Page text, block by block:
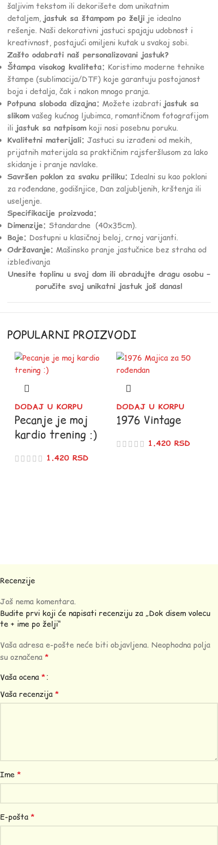
šaljivim tekstom ili dekorišete dom unikatnim
detaljem, jastuk sa štampom po želji je idealno
rešenje. Naši dekorativni jastuci spajaju udobnost i
kreativnost, postajući omiljeni kutak u svakoj sobi.
Zašto odabrati naš personalizovani jastuk?
Štampa visokog kvaliteta: Koristimo moderne tehnike
štampe (sublimacija/DTF) koje garantuju postojanost
boja i detalja, čak i nakon mnogo pranja.
Potpuna sloboda dizajna: Možete izabrati jastuk sa
slikomvašeg kućnog ljubimca, romantičnom fotografijom
ili jastuk sa natpisomkoji nosi posebnu poruku.
Kvalitetni materijali: Jastuci su izrađeni od mekih,
prijatnih materijala sa praktičnim rajsferšlusom za lako
skidanje i pranje navlake.
Savršen poklon za svaku priliku: Idealni su kao pokloni
za rođendane, godišnjice, Dan zaljubljenih, krštenja ili
useljenje.
Specifikacije proizvoda:
Dimenzije: Standardne (40x35cm).
Boje: Dostupni u klasičnoj beloj, crnoj varijanti.
Održavanje: Mašinsko pranje jastučnice bez straha od
izbleđivanja
Unesite toplinu u svoj dom ili obradujte dragu osobu –
poručite svoj unikatni jastuk još danas!
POPULARNI PROIZVODI
DODAJ U KORPU
Pecanje je moj
kardio trening :)
1.420 RSD
DODAJ U KORPU
1976 Vintage
1.420 RSD
Recenzije
Još nema komentara.
Budite prvi koji će napisati recenziju za „Dok disem volecu
te + ime po želji“
Vaša adresa e-pošte neće biti objavljena. Neophodna polja
su označena *
Vaša ocena *
Vaša recenzija *
Ime *
E-pošta *